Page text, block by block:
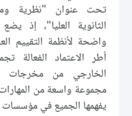
تحت عنوان "نظرية
الثانوية العليا"، إذ
واضحة لأنظمة التقييم
أطر الاعتماد الفعالة
الخارجي من مخرجات
مجموعة واسعة من
يفهمها الجميع في مؤسسات